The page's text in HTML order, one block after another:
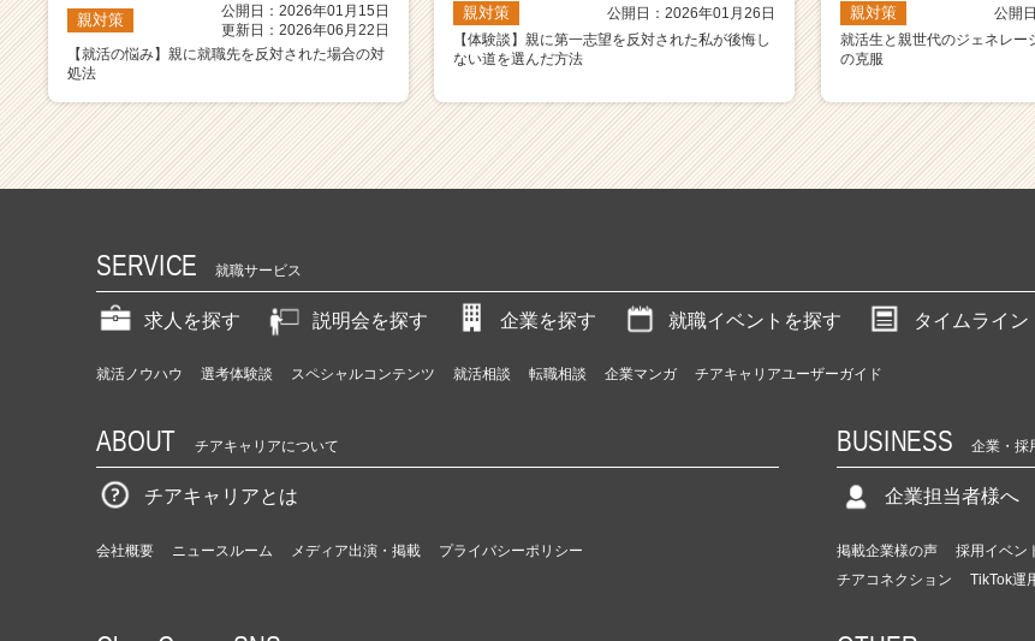
親対策
公開日：2026年01月15日
更新日：2026年06月22日
【就活の悩み】親に就職先を反対された場合の対
処法
親対策
公開日：2026年01月26日
【体験談】親に第一志望を反対された私が後悔し
ない道を選んだ方法
親対策
公開
就活生と親世代のジェネレー
の克服
SERVICE 就職サービス
求人を探す 説明会を探す 企業を探す 就職イベントを探す タイムライン
就活ノウハウ 選考体験談 スペシャルコンテンツ 就活相談 転職相談 企業マンガ チアキャリアユーザーガイド
ABOUT チアキャリアについて
チアキャリアとは
会社概要 ニュースルーム メディア出演・掲載 プライバシーポリシー
BUSINESS 企業・採
企業担当者様へ
掲載企業様の声 採用イベン
チアコネクション
TikTok運